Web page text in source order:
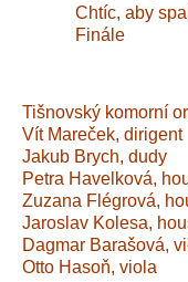
Chtíc, aby spal
Finále
Tišnovský komorní
Vít Mareček, dirigent
Jakub Brych, dudy
Petra Havelková,
Zuzana Flégrová,
Jaroslav Kolesa,
Dagmar Barašová,
Otto Hasoň, viola